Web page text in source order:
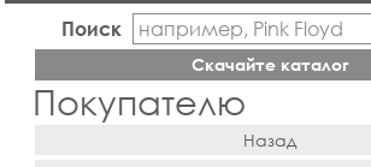
Поиск
Скачайте каталог
Покупателю
Назад